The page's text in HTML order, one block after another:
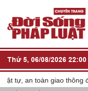
Thứ 5, 06/08/2026 22:00
tự, an toàn giao thông